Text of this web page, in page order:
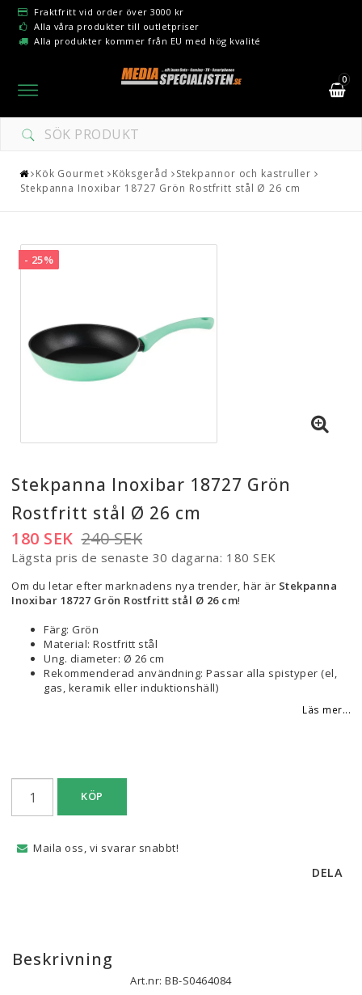
Fraktfritt vid order över 3000 kr
Alla våra produkter till outletpriser
Alla produkter kommer från EU med hög kvalité
0
Toggle
navigation
Kök Gourmet Köksgeråd
Stekpannor och kastruller
Stekpanna Inoxibar 18727 Grön Rostfritt stål Ø 26 cm
- 25%
Stekpanna Inoxibar 18727 Grön
Rostfritt stål Ø 26 cm
240 SEK
180 SEK
Lägsta pris de senaste 30 dagarna 180 SEK
Om du letar efter marknadens nya trender, här är Stekpanna
Inoxibar 18727 Grön Rostfritt stål Ø 26 cm!
Färg: Grön
Material: Rostfritt stål
Ung. diameter: Ø 26 cm
Rekommenderad användning: Passar alla spistyper (el,
gas, keramik eller induktionshäll)
Läs mer...
KÖP
Maila oss, vi svarar snabbt!
DELA
Beskrivning
Art.nr: BB-S0464084